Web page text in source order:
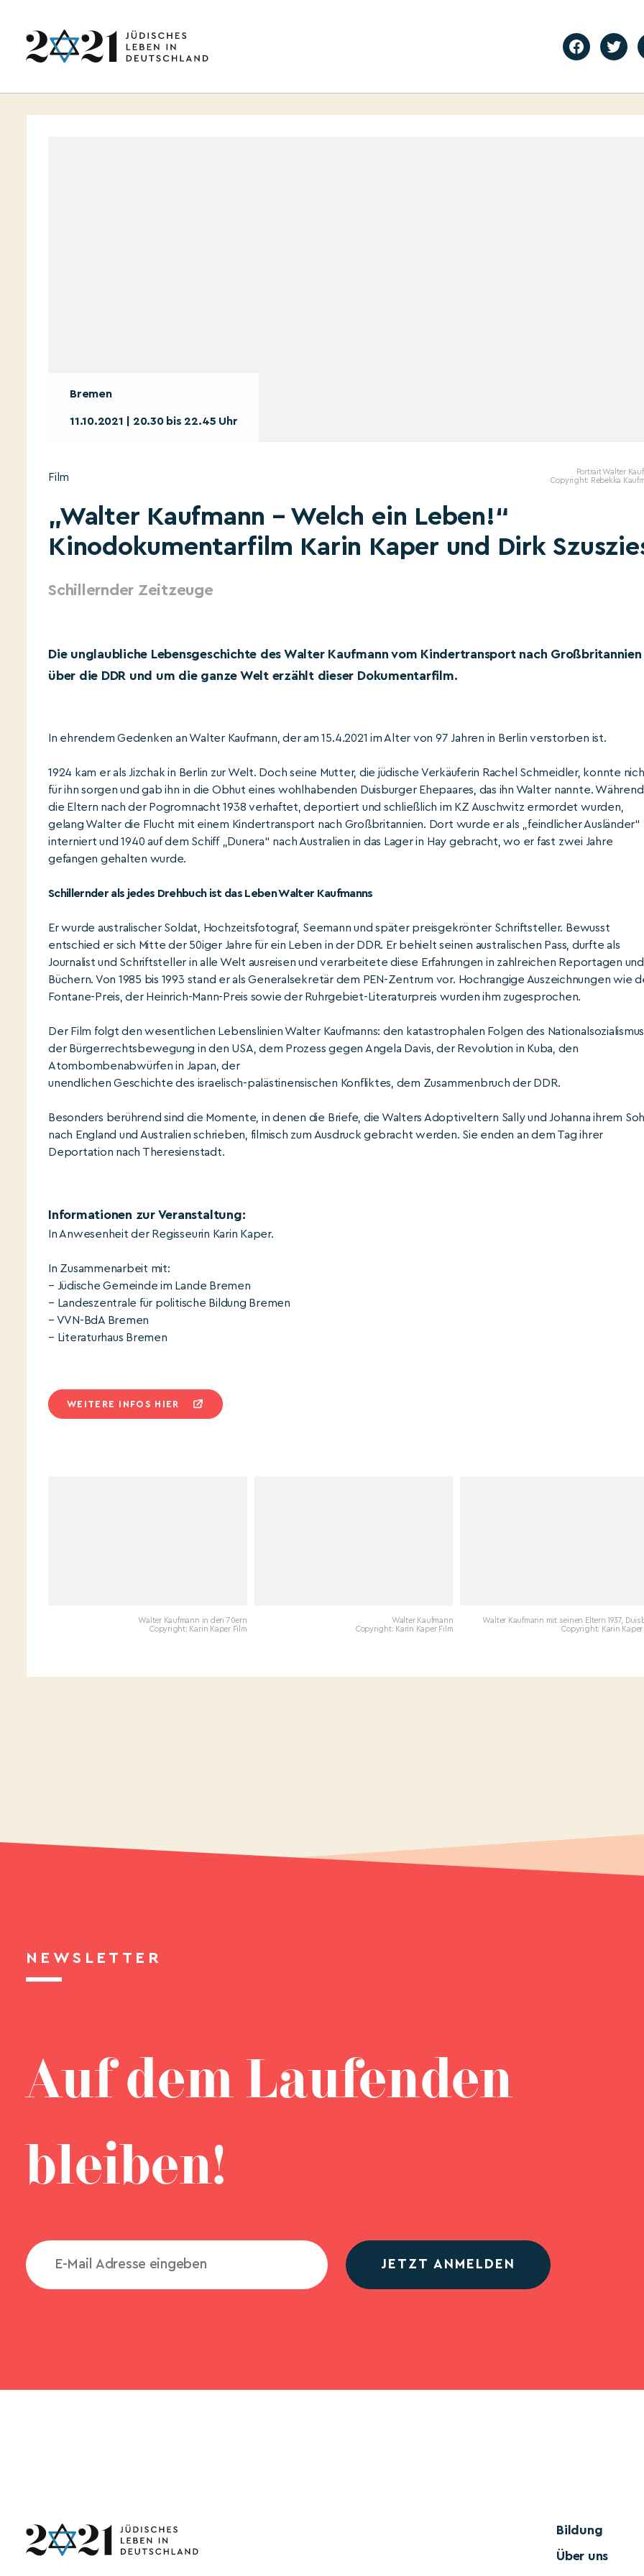
Bremen
11.10.2021 | 20.30 bis 22.45 Uhr
Portrait Walter
Copyright: Rebekka
Film
„Walter Kaufmann – Welch ein Leben!“
Kinodokumentarfilm Karin Kaper und Dirk
Schillernder Zeitzeuge
Die unglaubliche Lebensgeschichte des Walter Kaufmann vom Kindertransport nach Großbritannien
über die DDR und um die ganze Welt erzählt dieser Dokumentarfilm.
In ehrendem Gedenken an Walter Kaufmann, der am 15.4.2021 im Alter von 97 Jahren in Berlin verstorben ist.
1924 kam er als Jizchak in Berlin zur Welt. Doch seine Mutter, die jüdische Verkäuferin Rachel Schmeidler, konnte
für ihn sorgen und gab ihn in die Obhut eines wohlhabenden Duisburger Ehepaares, das ihn Walter nannte. Während
die Eltern nach der Pogromnacht 1938 verhaftet, deportiert und schließlich im KZ Auschwitz ermordet wurden,
gelang Walter die Flucht mit einem Kindertransport nach Großbritannien. Dort wurde er als „feindlicher Ausländer“
interniert und 1940 auf dem Schiff „Dunera“ nach Australien in das Lager in Hay gebracht, wo er fast zwei Jahre
gefangen gehalten wurde.
Schillernder als jedes Drehbuch ist das Leben Walter Kaufmanns
Er wurde australischer Soldat, Hochzeitsfotograf, Seemann und später preisgekrönter Schriftsteller. Bewusst
entschied er sich Mitte der 50iger Jahre für ein Leben in der DDR. Er behielt seinen australischen Pass, durfte als
Journalist und Schriftsteller in alle Welt ausreisen und verarbeitete diese Erfahrungen in zahlreichen Reportagen und
Büchern. Von 1985 bis 1993 stand er als Generalsekretär dem PEN-Zentrum vor. Hochrangige Auszeichnungen wie
Fontane-Preis, der Heinrich-Mann-Preis sowie der Ruhrgebiet-Literaturpreis wurden ihm zugesprochen.
Der Film folgt den wesentlichen Lebenslinien Walter Kaufmanns: den katastrophalen Folgen des Nationalsozialismus,
der Bürgerrechtsbewegung in den USA, dem Prozess gegen Angela Davis, der Revolution in Kuba, den
Atombombenabwürfen in Japan, der
unendlichen Geschichte des israelisch-palästinensischen Konfliktes, dem Zusammenbruch der DDR.
Besonders berührend sind die Momente, in denen die Briefe, die Walters Adoptiveltern Sally und Johanna ihrem
nach England und Australien schrieben, filmisch zum Ausdruck gebracht werden. Sie enden an dem Tag ihrer
Deportation nach Theresienstadt.
Informationen zur Veranstaltung:
In Anwesenheit der Regisseurin Karin Kaper.
In Zusammenarbeit mit:
– Jüdische Gemeinde im Lande Bremen
– Landeszentrale für politische Bildung Bremen
– VVN-BdA Bremen
– Literaturhaus Bremen
WEITERE INFOS HIER
Walter Kaufmann in den 70ern
Copyright: Karin Kaper Film
Walter Kaufmann
Copyright: Karin Kaper Film
Walter Kaufmann mit seinen Eltern 1937,
Copyright: Karin Kaper
NEWSLETTER
Auf dem Laufenden
bleiben!
JETZT ANMELDEN
Bildung
Über uns